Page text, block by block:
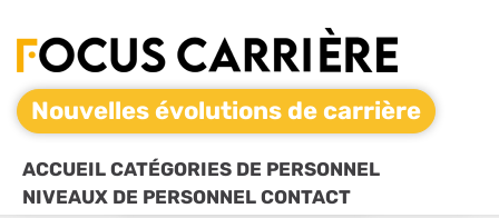
Nouvelles évolutions de carrière
ACCUEIL CATÉGORIES DE PERSONNEL
NIVEAUX DE PERSONNEL CONTACT